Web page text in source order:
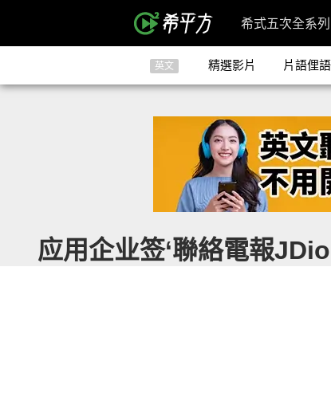
希式五次全系列
英文 精選影片 片語俚語
应用企业签‘聯絡電報